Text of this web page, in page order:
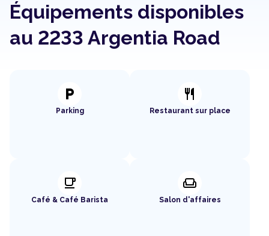
Équipements disponibles
au 2233 Argentia Road
local_parking
Parking
restaurant
Restaurant sur place
local_cafe
Café & Café Barista
weekend
Salon d'affaires